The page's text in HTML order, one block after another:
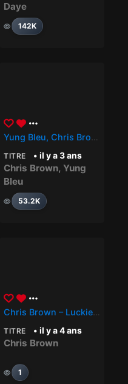
Daye
142K
Yung Bleu, Chris Brown – Distant Lover
TITRE • il y a 3 ans
Chris Brown, Yung
Bleu
53.2K
Chris Brown – Luckiest Man
TITRE • il y a 4 ans
Chris Brown
1